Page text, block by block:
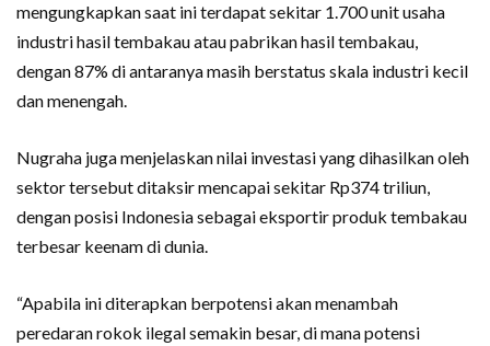
mengungkapkan saat ini terdapat sekitar 1.700 unit usaha
industri hasil tembakau atau pabrikan hasil tembakau,
dengan 87% di antaranya masih berstatus skala industri kecil
dan menengah.
Nugraha juga menjelaskan nilai investasi yang dihasilkan oleh
sektor tersebut ditaksir mencapai sekitar Rp374 triliun,
dengan posisi Indonesia sebagai eksportir produk tembakau
terbesar keenam di dunia.
“Apabila ini diterapkan berpotensi akan menambah
peredaran rokok ilegal semakin besar, di mana potensi